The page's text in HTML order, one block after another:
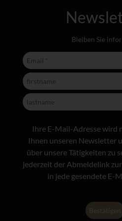
Bleiben Sie
Ihre E-Mail-Adresse wird
Ihnen unseren Newsletter
über unsere Tätigkeiten zu
jederzeit der Abmeldelink
in jede gesendete E-